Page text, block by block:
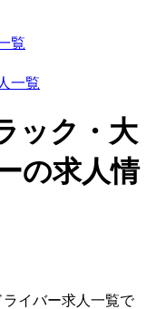
覧
一覧
ック・大
の求人情
ライバー求人一覧で